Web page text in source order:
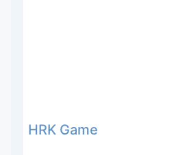
HRK Game